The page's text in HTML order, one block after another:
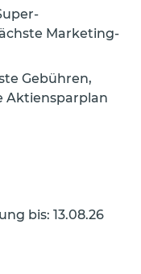
Marketing-
Gebühren,
Aktiensparplan
bis: 13.08.26